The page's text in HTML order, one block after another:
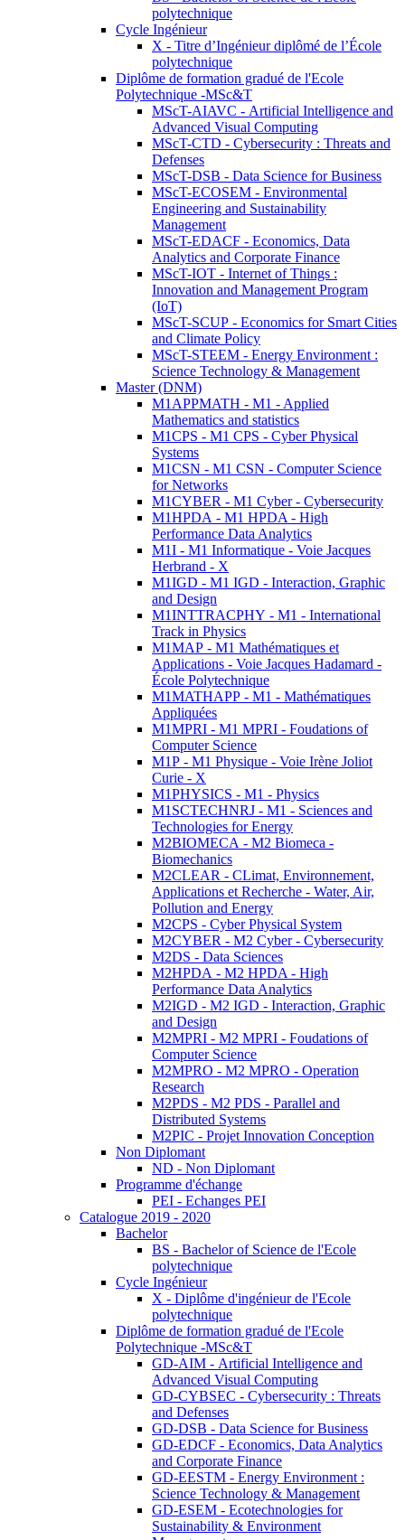
polytechnique
Cycle Ingénieur
X - Titre d’Ingénieur diplômé de l’École
polytechnique
Diplôme de formation gradué de l'Ecole
Polytechnique -MSc&T
MScT-AIAVC - Artificial Intelligence and
Advanced Visual Computing
MScT-CTD - Cybersecurity : Threats and
Defenses
MScT-DSB - Data Science for Business
MScT-ECOSEM - Environmental
Engineering and Sustainability
Management
MScT-EDACF - Economics, Data
Analytics and Corporate Finance
MScT-IOT - Internet of Things :
Innovation and Management Program
(IoT)
MScT-SCUP - Economics for Smart Cities
and Climate Policy
MScT-STEEM - Energy Environment :
Science Technology & Management
Master (DNM)
M1APPMATH - M1 - Applied
Mathematics and statistics
M1CPS - M1 CPS - Cyber Physical
Systems
M1CSN - M1 CSN - Computer Science
for Networks
M1CYBER - M1 Cyber - Cybersecurity
M1HPDA - M1 HPDA - High
Performance Data Analytics
M1I - M1 Informatique - Voie Jacques
Herbrand - X
M1IGD - M1 IGD - Interaction, Graphic
and Design
M1INTTRACPHY - M1 - International
Track in Physics
M1MAP - M1 Mathématiques et
Applications - Voie Jacques Hadamard -
École Polytechnique
M1MATHAPP - M1 - Mathématiques
Appliquées
M1MPRI - M1 MPRI - Foudations of
Computer Science
M1P - M1 Physique - Voie Irène Joliot
Curie - X
M1PHYSICS - M1 - Physics
M1SCTECHNRJ - M1 - Sciences and
Technologies for Energy
M2BIOMECA - M2 Biomeca -
Biomechanics
M2CLEAR - CLimat, Environnement,
Applications et Recherche - Water, Air,
Pollution and Energy
M2CPS - Cyber Physical System
M2CYBER - M2 Cyber - Cybersecurity
M2DS - Data Sciences
M2HPDA - M2 HPDA - High
Performance Data Analytics
M2IGD - M2 IGD - Interaction, Graphic
and Design
M2MPRI - M2 MPRI - Foudations of
Computer Science
M2MPRO - M2 MPRO - Operation
Research
M2PDS - M2 PDS - Parallel and
Distributed Systems
M2PIC - Projet Innovation Conception
Non Diplomant
ND - Non Diplomant
Programme d'échange
PEI - Echanges PEI
Catalogue 2019 - 2020
Bachelor
BS - Bachelor of Science de l'Ecole
polytechnique
Cycle Ingénieur
X - Diplôme d'ingénieur de l'Ecole
polytechnique
Diplôme de formation gradué de l'Ecole
Polytechnique -MSc&T
GD-AIM - Artificial Intelligence and
Advanced Visual Computing
GD-CYBSEC - Cybersecurity : Threats
and Defenses
GD-DSB - Data Science for Business
GD-EDCF - Economics, Data Analytics
and Corporate Finance
GD-EESTM - Energy Environment :
Science Technology & Management
GD-ESEM - Ecotechnologies for
Sustainability & Environment